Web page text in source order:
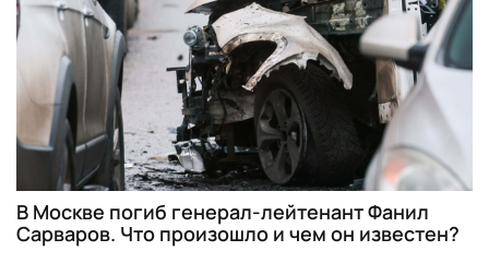
В Москве погиб генерал-лейтенант Фанил
Сарваров. Что произошло и чем он известен?